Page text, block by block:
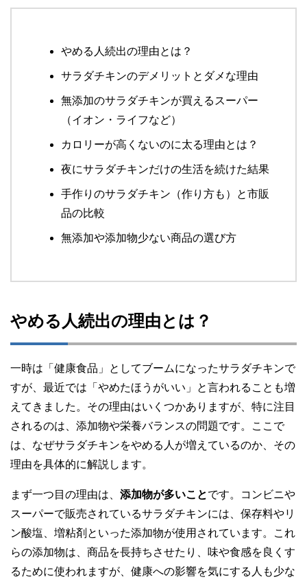
やめる人続出の理由とは？
サラダチキンのデメリットとダメな理由
無添加のサラダチキンが買えるスーパー
（イオン・ライフなど）
カロリーが高くないのに太る理由とは？
夜にサラダチキンだけの生活を続けた結果
手作りのサラダチキン（作り方も）と市販
品の比較
無添加や添加物少ない商品の選び方
やめる人続出の理由とは？
一時は「健康食品」としてブームになったサラダチキンで
すが、最近では「やめたほうがいい」と言われることも増
えてきました。その理由はいくつかありますが、特に注目
されるのは、添加物や栄養バランスの問題です。ここで
は、なぜサラダチキンをやめる人が増えているのか、その
理由を具体的に解説します。
まず一つ目の理由は、 添加物が多いことです。コンビニや
スーパーで販売されているサラダチキンには、保存料やリ
ン酸塩、増粘剤といった添加物が使用されています。これ
らの添加物は、商品を長持ちさせたり、味や食感を良くす
るために使われますが、健康への影響を気にする人も少な